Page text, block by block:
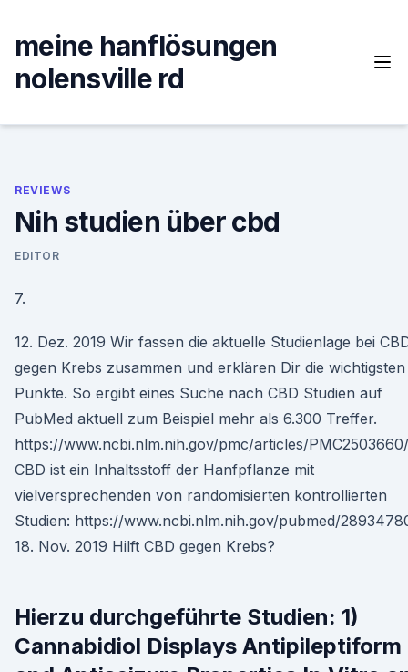
content
meine hanflösungen
nolensville rd
REVIEWS
Nih studien über cbd
EDITOR
7.
12. Dez. 2019 Wir fassen die aktuelle Studienlage bei
gegen Krebs zusammen und erklären Dir die wichtigsten
Punkte. So ergibt eines Suche nach CBD Studien auf
PubMed aktuell zum Beispiel mehr als 6.300 Treffer.
https://www.ncbi.nlm.nih.gov/pmc/articles/
CBD ist ein Inhaltsstoff der Hanfpflanze mit
vielversprechenden von randomisierten kontrollierten
Studien: https://www.ncbi.nlm.nih.gov/pubmed/
18. Nov. 2019 Hilft CBD gegen Krebs?
Hierzu durchgeführte Studien: 1)
Cannabidiol Displays Antipileptiform